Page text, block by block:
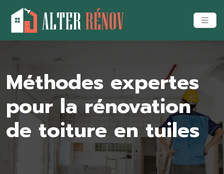
Méthodes expertes
pour la rénovation
de toiture en tuiles